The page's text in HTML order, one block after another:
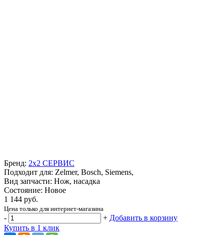
Бренд: 2x2 СЕРВИС
Подходит для: Zelmer, Bosch, Siemens,
Вид запчасти: Нож, насадка
Состояние: Новое
1 144 руб.
Цена только для интернет-магазина
- + Добавить в корзину
Купить в 1 клик